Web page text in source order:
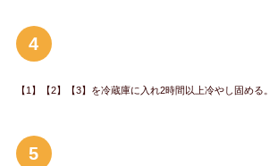
4
【1】【2】【3】を冷蔵庫に入れ2時間以上冷やし固める。
5